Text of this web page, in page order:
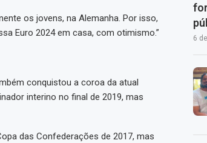
os jovens, na Alemanha. Por isso,
Euro 2024 em casa, com otimismo.”
conquistou a coroa da atual
interino no final de 2019, mas
das Confederações de 2017, mas
6